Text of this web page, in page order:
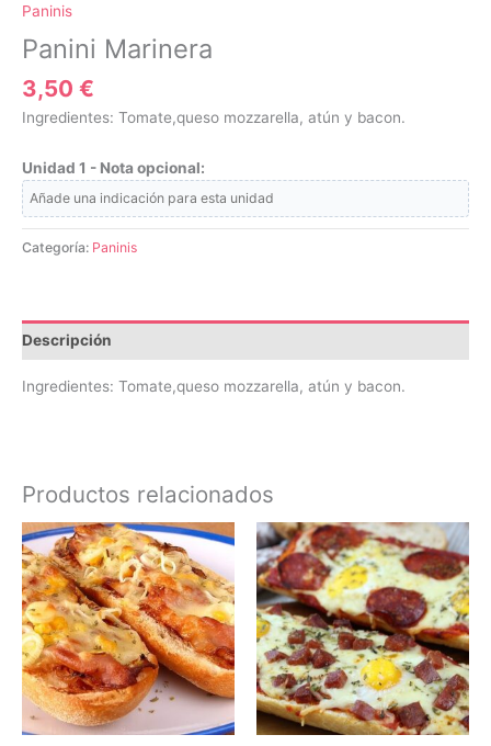
Paninis
Panini Marinera
3,50 €
Ingredientes: Tomate,queso mozzarella, atún y bacon.
Unidad 1 - Nota opcional:
Categoría: Paninis
Descripción
Ingredientes: Tomate,queso mozzarella, atún y bacon.
Productos relacionados